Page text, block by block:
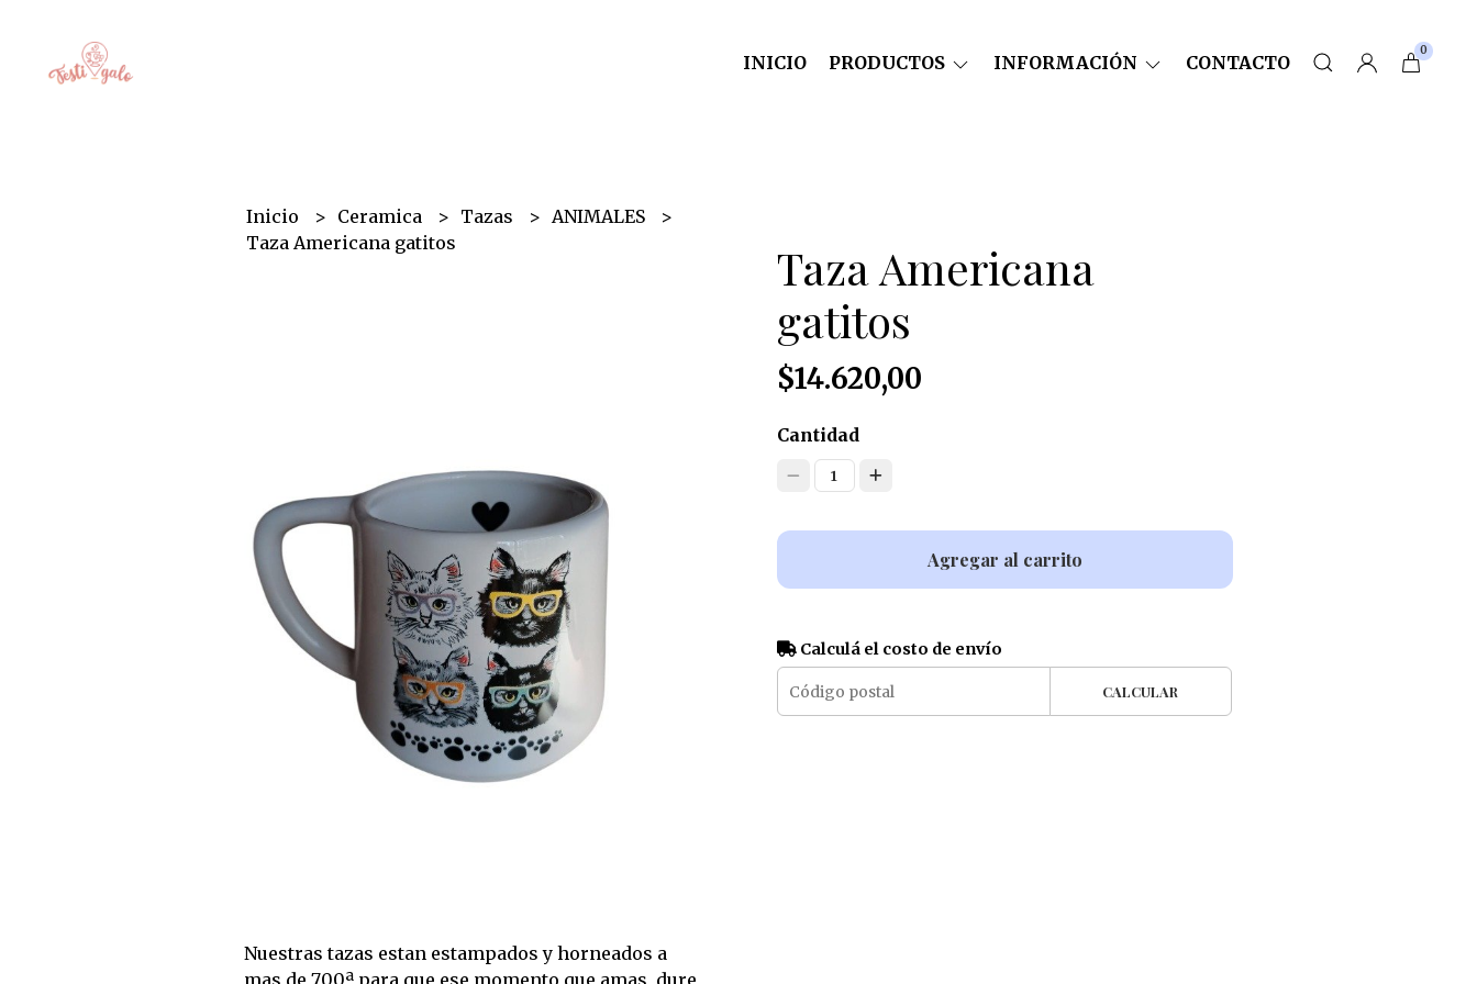
INICIO PRODUCTOS INFORMACIÓN CONTACTO
0
Inicio Ceramica Tazas
ANIMALES
Taza Americana gatitos
Nuestras tazas estan estampados y horneados a
Taza Americana
gatitos
$14.620,00
Cantidad
1
Agregar al carrito
Calculá el costo de envío
CALCULAR